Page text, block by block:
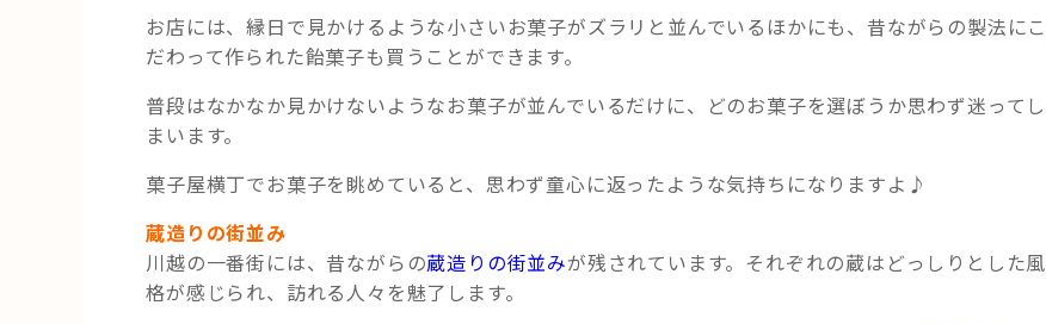
お店には、縁日で見かけるような小さいお菓子がズラリと並んでいるほかにも、昔ながらの製法にこ
だわって作られた飴菓子も買うことができます。
普段はなかなか見かけないようなお菓子が並んでいるだけに、どのお菓子を選ぼうか思わず迷ってし
まいます。
菓子屋横丁でお菓子を眺めていると、思わず童心に返ったような気持ちになりますよ♪
蔵造りの街並み
川越の一番街には、昔ながらの蔵造りの街並みが残されています。それぞれの蔵はどっしりとした風
格が感じられ、訪れる人々を魅了します。